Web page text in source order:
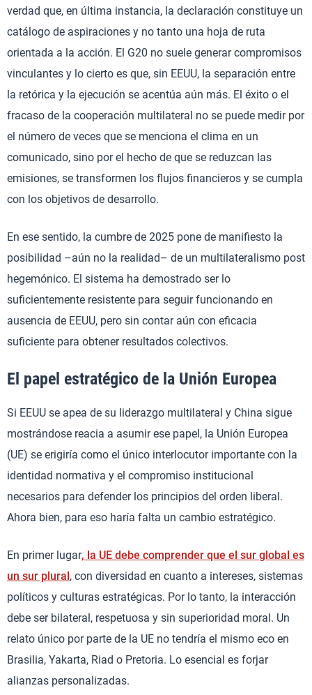
verdad que, en última instancia, la declaración constituye un
catálogo de aspiraciones y no tanto una hoja de ruta
orientada a la acción. El G20 no suele generar compromisos
vinculantes y lo cierto es que, sin EEUU, la separación entre
la retórica y la ejecución se acentúa aún más. El éxito o el
fracaso de la cooperación multilateral no se puede medir por
el número de veces que se menciona el clima en un
comunicado, sino por el hecho de que se reduzcan las
emisiones, se transformen los flujos financieros y se cumpla
con los objetivos de desarrollo.
En ese sentido, la cumbre de 2025 pone de manifiesto la
posibilidad –aún no la realidad– de un multilateralismo post
hegemónico. El sistema ha demostrado ser lo
suficientemente resistente para seguir funcionando en
ausencia de EEUU, pero sin contar aún con eficacia
suficiente para obtener resultados colectivos.
El papel estratégico de la Unión Europea
Si EEUU se apea de su liderazgo multilateral y China sigue
mostrándose reacia a asumir ese papel, la Unión Europea
(UE) se erigiría como el único interlocutor importante con la
identidad normativa y el compromiso institucional
necesarios para defender los principios del orden liberal.
Ahora bien, para eso haría falta un cambio estratégico.
En primer lugar, la UE debe comprender que el sur global es
un sur plural, con diversidad en cuanto a intereses, sistemas
políticos y culturas estratégicas. Por lo tanto, la interacción
debe ser bilateral, respetuosa y sin superioridad moral. Un
relato único por parte de la UE no tendría el mismo eco en
Brasilia, Yakarta, Riad o Pretoria. Lo esencial es forjar
alianzas personalizadas.